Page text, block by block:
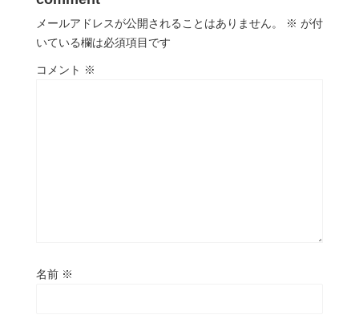
メールアドレスが公開されることはありません。 ※ が付
いている欄は必須項目です
コメント ※
名前 ※